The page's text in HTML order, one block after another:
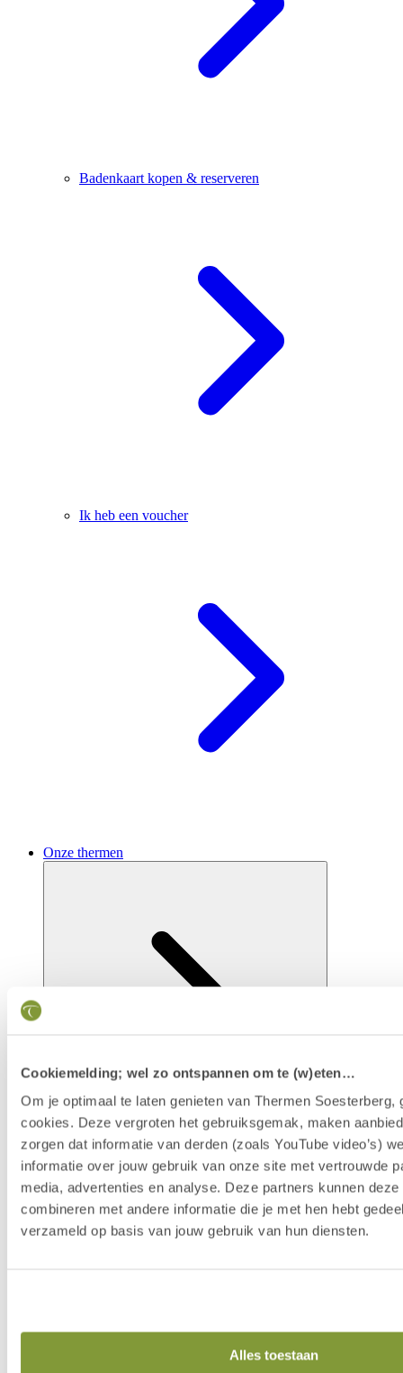
Cookiemelding; wel zo ontspannen om te (w)eten…
Om je optimaal te laten genieten van Thermen Soesterberg,
cookies. Deze vergroten het gebruiksgemak, maken
zorgen dat informatie van derden (zoals YouTube video’s)
informatie over jouw gebruik van onze site met vertrouwde
media, advertenties en analyse. Deze partners kunnen deze
combineren met andere informatie die je met hen hebt
verzameld op basis van jouw gebruik van hun diensten.
Alles toestaan
Badenkaart kopen & reserveren
Ik heb een voucher
Onze thermen
Faciliteiten